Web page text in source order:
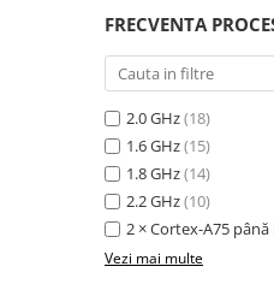
FRECVENTA
2.0 GHz(18)
1.6 GHz(15)
1.8 GHz(14)
2.2 GHz(10)
2 × Cortex-A75 până
Vezi mai multe